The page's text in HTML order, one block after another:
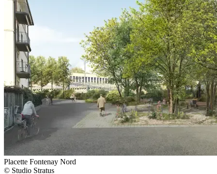
Placette Fontenay Nord
© Studio Stratus